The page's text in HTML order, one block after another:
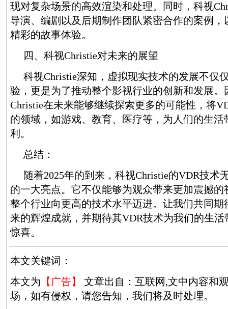
现对复杂场景的高效渲染和处理。同时，科视
导演、编剧以及后期制作团队紧密合作的案例
精彩的故事体验。
四、科视Christie对未来的展望
科视Christie深知，虚拟现实技术的发展不仅
验，更是为了推动整个影视行业的创新和发展。
Christie在未来能够继续探索更多的可能性，将
的领域，如游戏、教育、医疗等，为人们的生
利。
总结：
随着2025年的到来，科视Christie的VDR技术
的一大亮点。它不仅能够为观众带来更加震撼
整个行业向更高的技术水平迈进。让我们共同期
来的辉煌成就，并期待其VDR技术为我们的生
惊喜。
本文关键词：
本文为 【广告】
文章出自：互联网,文中内容和
场，如有侵权，请您告知，我们将及时处理。